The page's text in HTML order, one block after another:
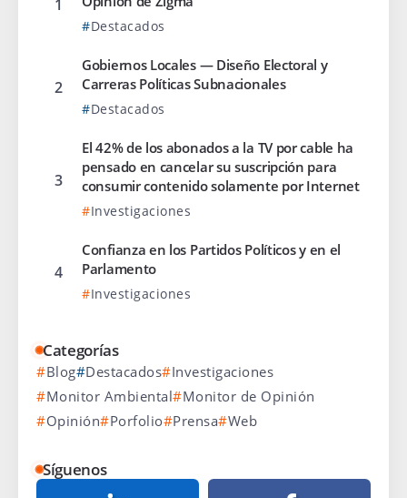
Destacados
Gobiernos Locales — Diseño Electoral y
Carreras Políticas Subnacionales
Destacados
El 42% de los abonados a la TV por cable ha
pensado en cancelar su suscripción para
consumir contenido solamente por Internet
Investigaciones
Confianza en los Partidos Políticos y en el
Parlamento
Investigaciones
Categorías
Blog Destacados Investigaciones
Monitor Ambiental
Monitor de Opinión
Opinión
Porfolio Prensa Web
Síguenos